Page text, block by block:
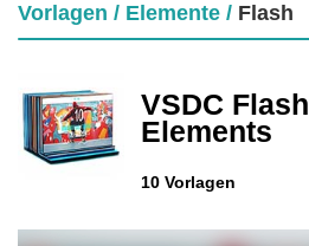
Vorlagen / Elemente / Flash
VSDC Flash
Elements
10 Vorlagen